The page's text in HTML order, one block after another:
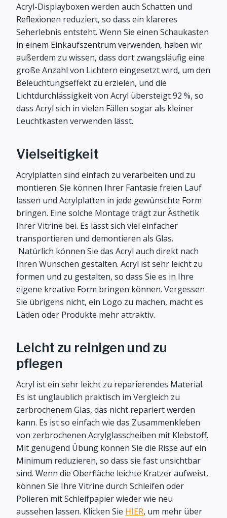
Acryl-Displayboxen werden auch Schatten und
Reflexionen reduziert, so dass ein klareres
Seherlebnis entsteht. Wenn Sie einen Schaukasten
in einem Einkaufszentrum verwenden, haben wir
außerdem zu wissen, dass dort zwangsläufig eine
große Anzahl von Lichtern eingesetzt wird, um den
Beleuchtungseffekt zu erzielen, und die
Lichtdurchlässigkeit von Acryl übersteigt 92 %, so
dass Acryl sich in vielen Fällen sogar als kleiner
Leuchtkasten verwenden lässt.
Vielseitigkeit
Acrylplatten sind einfach zu verarbeiten und zu
montieren. Sie können Ihrer Fantasie freien Lauf
lassen und Acrylplatten in jede gewünschte Form
bringen. Eine solche Montage trägt zur Ästhetik
Ihrer Vitrine bei. Es lässt sich viel einfacher
transportieren und demontieren als Glas.
Natürlich können Sie das Acryl auch direkt nach
Ihren Wünschen gestalten. Acryl ist sehr leicht zu
formen und zu gestalten, so dass Sie es in Ihre
eigene kreative Form bringen können. Vergessen
Sie übrigens nicht, ein Logo zu machen, macht es
Läden oder Produkte mehr attraktiv.
Leicht zu reinigen und zu
pflegen
Acryl ist ein sehr leicht zu reparierendes Material.
Es ist unglaublich praktisch im Vergleich zu
zerbrochenem Glas, das nicht repariert werden
kann. Es ist so einfach wie das Zusammenkleben
von zerbrochenen Acrylglasscheiben mit Klebstoff.
Mit genügend Übung können Sie die Risse auf ein
Minimum reduzieren, so dass sie fast unsichtbar
sind. Wenn die Oberfläche leichte Kratzer aufweist,
können Sie Ihre Vitrine durch Schleifen oder
Polieren mit Schleifpapier wieder wie neu
aussehen lassen. Klicken Sie HIER, um mehr über